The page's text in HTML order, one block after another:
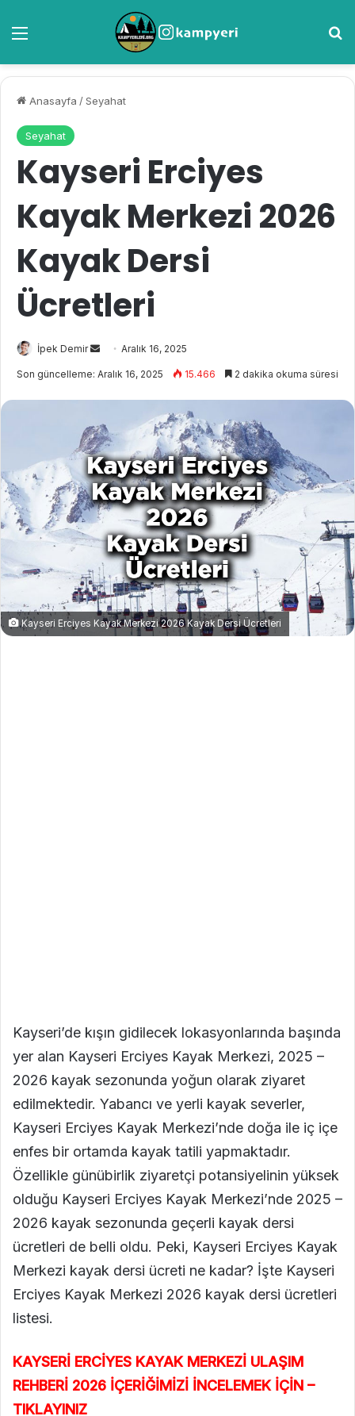
Anasayfa /Seyahat
Seyahat
Kayseri Erciyes
Kayak Merkezi 2026
Kayak Dersi
Ücretleri
İpek Demir
i
-
p
o
s
t
a
g
ö
n
d
e
r
Aralık 16, 2025
Son güncelleme: Aralık 16, 2025 15.466 2 dakika okuma süresi
Kayseri Erciyes Kayak Merkezi 2026 Kayak Dersi Ücretleri
Kayseri’de kışın gidilecek lokasyonlarında başında
yer alan Kayseri Erciyes Kayak Merkezi, 2025 –
2026 kayak sezonunda yoğun olarak ziyaret
edilmektedir. Yabancı ve yerli kayak severler,
Kayseri Erciyes Kayak Merkezi’nde doğa ile iç içe
enfes bir ortamda kayak tatili yapmaktadır.
Özellikle günübirlik ziyaretçi potansiyelinin yüksek
olduğu Kayseri Erciyes Kayak Merkezi’nde 2025 –
2026 kayak sezonunda geçerli kayak dersi
ücretleri de belli oldu. Peki, Kayseri Erciyes Kayak
Merkezi kayak dersi ücreti ne kadar? İşte Kayseri
Erciyes Kayak Merkezi 2026 kayak dersi ücretleri
listesi.
KAYSERİ ERCİYES KAYAK MERKEZİ ULAŞIM
REHBERİ 2026 İÇERİĞİMİZİ İNCELEMEK İÇİN –
TIKLAYINIZ